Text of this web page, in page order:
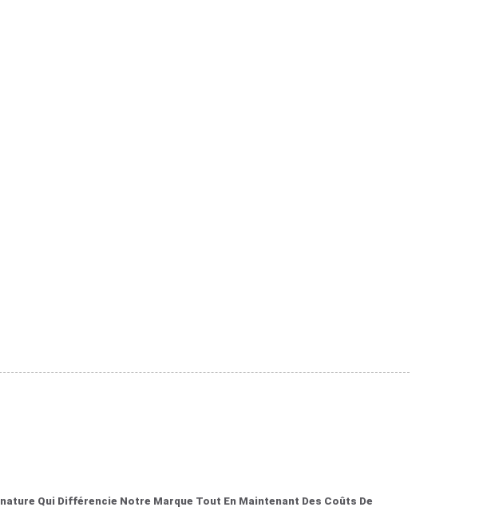
Qui Différencie Notre Marque Tout En Maintenant Des Coûts De